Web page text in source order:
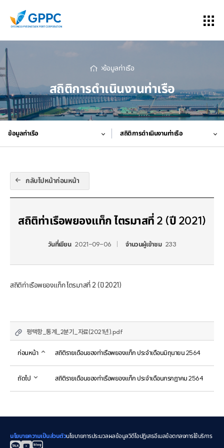
ข้อมูลท่าเรือ
สถิติการดำเนินงานท่าเรือ
ข้อมูลท่าเรือ สถิติการดำเนินงานท่าเรือ
กลับไปหน้าก่อนหน้า
สถิติท่าเรือพยองแท็ก ไตรมาสที่ 2 (ปี 2021)
วันที่เขียน 2021-09-06 จำนวนผู้เข้าชม 233
สถิติท่าเรือพยองแท็ก ไตรมาสที่ 2 (ปี 2021)
평택항_통계_2분기_자료(2021년).pdf
ก่อนหน้า สถิติรายเดือนของท่าเรือพยองแท็ก ประจำเดือนมิถุนายน 2564
ถัดไป สถิติรายเดือนของท่าเรือพยองแท็ก ประจำเดือนกรกฎาคม 2564
นโยบายความเป็นส่วนตัวนโยบายการประมวลผลข้อมูลวิดีโอปฏิเสธอีเมลข้อตกลงการใช้บริการ